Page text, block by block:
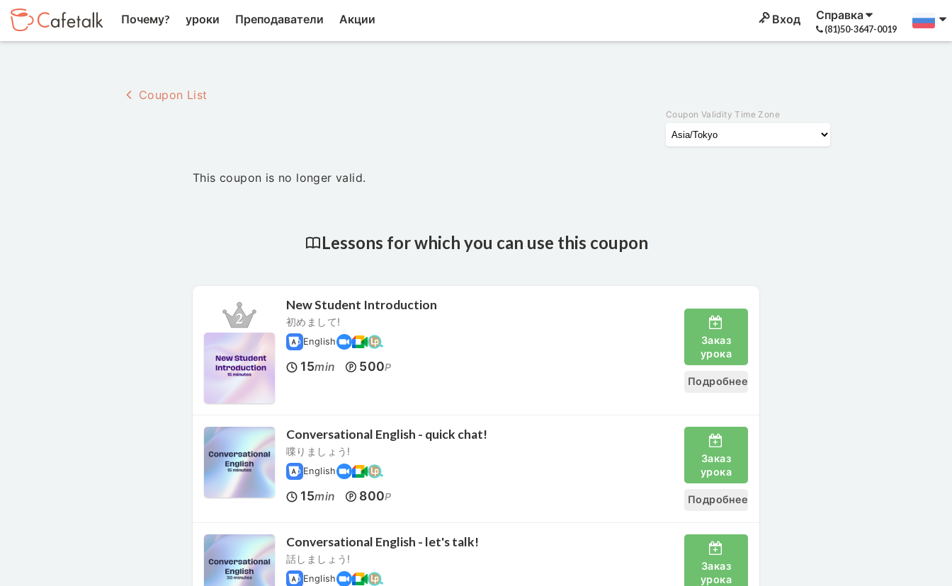
Почему? уроки Преподаватели Акции Вход Справка
(81)50-3647-0019
Coupon List
Coupon Validity Time Zone
This coupon is no longer valid.
Lessons for which you can use this coupon
New Student Introduction
初めまして!
English
15min 500P
Заказ
урока
Подробнее
Conversational English - quick chat!
喋りましょう!
English
15min 800P
Заказ
урока
Подробнее
Conversational English - let's talk!
話しましょう!
English
Заказ
урока